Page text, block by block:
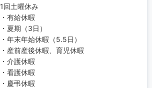
1回土曜休み
・有給休暇
・夏期（3日）
・年末年始休暇（5.5日）
・産前産後休暇、育児休暇
・介護休暇
・看護休暇
・慶弔休暇